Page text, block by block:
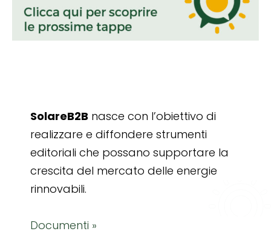
SolareB2B nasce con l’obiettivo di
realizzare e diffondere strumenti
editoriali che possano supportare la
crescita del mercato delle energie
rinnovabili.
Documenti »